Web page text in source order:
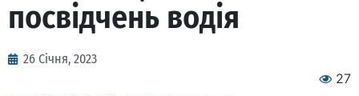
посвідчень водія
26 Січня, 2023
27